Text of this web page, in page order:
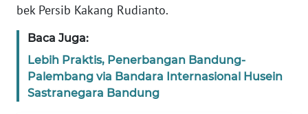
bek Persib Kakang Rudianto.
Baca Juga:
Lebih Praktis, Penerbangan Bandung-
Palembang via Bandara Internasional Husein
Sastranegara Bandung
JABAR
WN
BANTEN